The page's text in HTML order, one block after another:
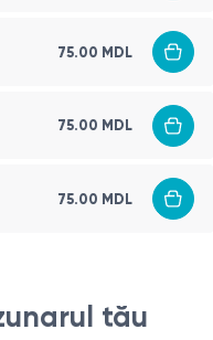
75.00 MDL
75.00 MDL
75.00 MDL
tău